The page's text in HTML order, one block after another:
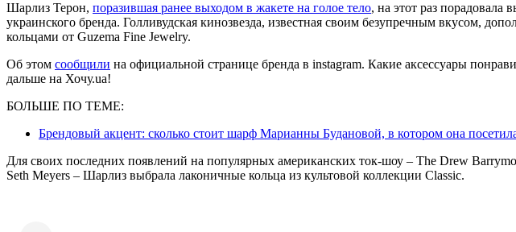
Шарлиз Терон, поразившая ранее выходом в жакете на голое тело, на этот раз порадовала
украинского бренда. Голливудская кинозвезда, известная своим безупречным вкусом,
кольцами от Guzema Fine Jewelry.
Об этом сообщили на официальной странице бренда в instagram. Какие аксессуары
дальше на Хочу.ua!
БОЛЬШЕ ПО ТЕМЕ:
Брендовый акцент: сколько стоит шарф Марианны Будановой, в котором она
Для своих последних появлений на популярных американских ток-шоу – The Drew
Seth Meyers – Шарлиз выбрала лаконичные кольца из культовой коллекции Classic.